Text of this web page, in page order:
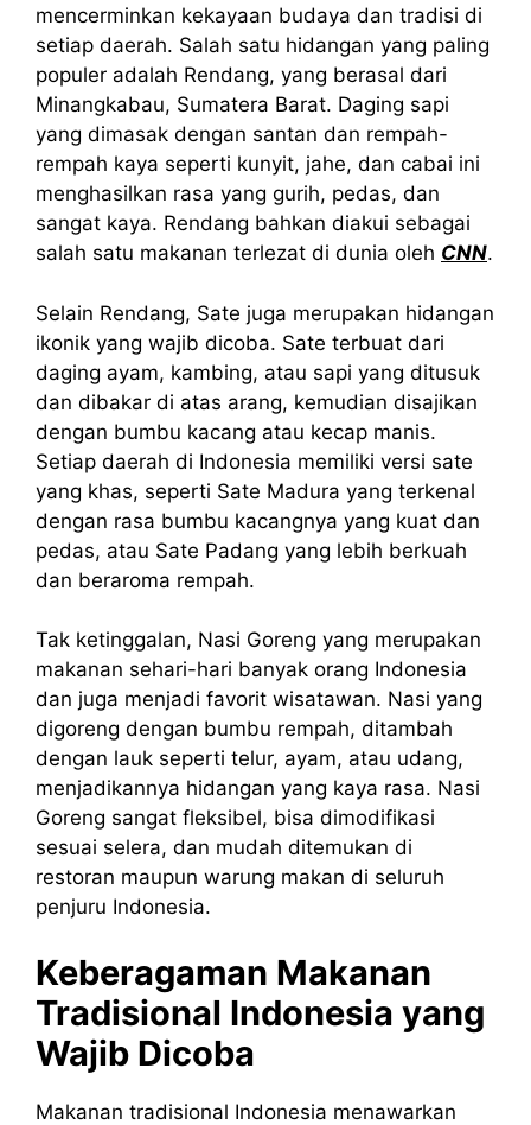
mencerminkan kekayaan budaya dan tradisi di
setiap daerah. Salah satu hidangan yang paling
populer adalah Rendang, yang berasal dari
Minangkabau, Sumatera Barat. Daging sapi
yang dimasak dengan santan dan rempah-
rempah kaya seperti kunyit, jahe, dan cabai ini
menghasilkan rasa yang gurih, pedas, dan
sangat kaya. Rendang bahkan diakui sebagai
salah satu makanan terlezat di dunia oleh CNN.
Selain Rendang, Sate juga merupakan hidangan
ikonik yang wajib dicoba. Sate terbuat dari
daging ayam, kambing, atau sapi yang ditusuk
dan dibakar di atas arang, kemudian disajikan
dengan bumbu kacang atau kecap manis.
Setiap daerah di Indonesia memiliki versi sate
yang khas, seperti Sate Madura yang terkenal
dengan rasa bumbu kacangnya yang kuat dan
pedas, atau Sate Padang yang lebih berkuah
dan beraroma rempah.
Tak ketinggalan, Nasi Goreng yang merupakan
makanan sehari-hari banyak orang Indonesia
dan juga menjadi favorit wisatawan. Nasi yang
digoreng dengan bumbu rempah, ditambah
dengan lauk seperti telur, ayam, atau udang,
menjadikannya hidangan yang kaya rasa. Nasi
Goreng sangat fleksibel, bisa dimodifikasi
sesuai selera, dan mudah ditemukan di
restoran maupun warung makan di seluruh
penjuru Indonesia.
Keberagaman Makanan
Tradisional Indonesia yang
Wajib Dicoba
Makanan tradisional Indonesia menawarkan